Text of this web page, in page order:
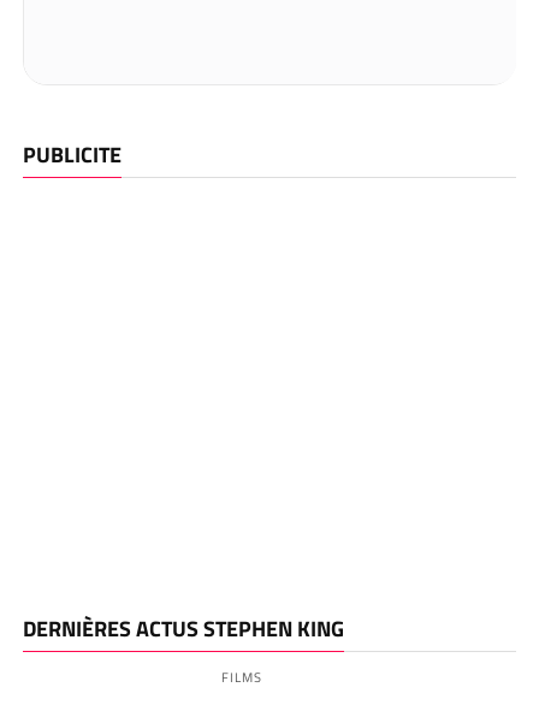
PUBLICITE
DERNIÈRES ACTUS STEPHEN KING
FILMS